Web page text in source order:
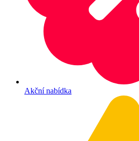
Akční nabídka